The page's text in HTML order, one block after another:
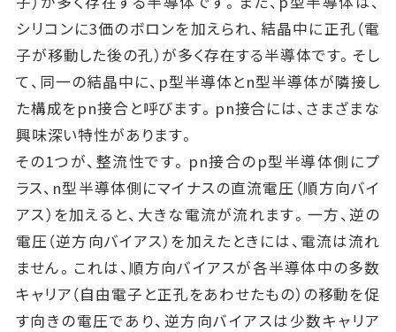
シリコンに3価のボロンを加えられ、結晶中に正孔（電
子が移動した後の孔）が多く存在する半導体です。そし
て、同一の結晶中に、p型半導体とn型半導体が隣接し
た構成をpn接合と呼びます。pn接合には、さまざまな
興味深い特性があります。
その1つが、整流性です。pn接合のp型半導体側にプ
ラス、n型半導体側にマイナスの直流電圧（順方向バイ
アス）を加えると、大きな電流が流れます。一方、逆の
電圧（逆方向バイアス）を加えたときには、電流は流れ
ません。これは、順方向バイアスが各半導体中の多数
キャリア（自由電子と正孔をあわせたもの）の移動を促
す向きの電圧であり、逆方向バイアスは少数キャリア